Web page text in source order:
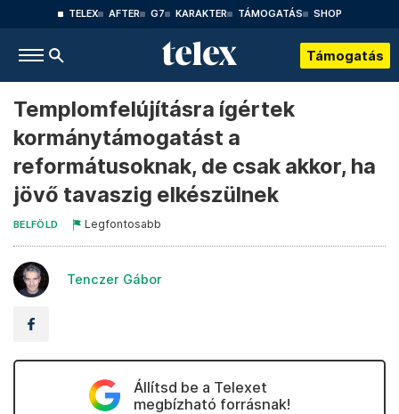
TELEX AFTER G7 KARAKTER TÁMOGATÁS SHOP
Támogatás
Templomfelújításra ígértek
kormánytámogatást a
reformátusoknak, de csak akkor, ha
jövő tavaszig elkészülnek
BELFÖLD Legfontosabb
Tenczer Gábor
Állítsd be a Telexet
megbízható forrásnak!